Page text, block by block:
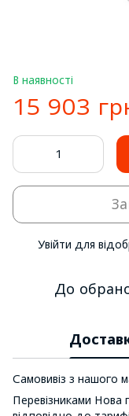
В наявності
15 903
Увійти для
До
Самовивіз з нашого
Перевізниками Нова